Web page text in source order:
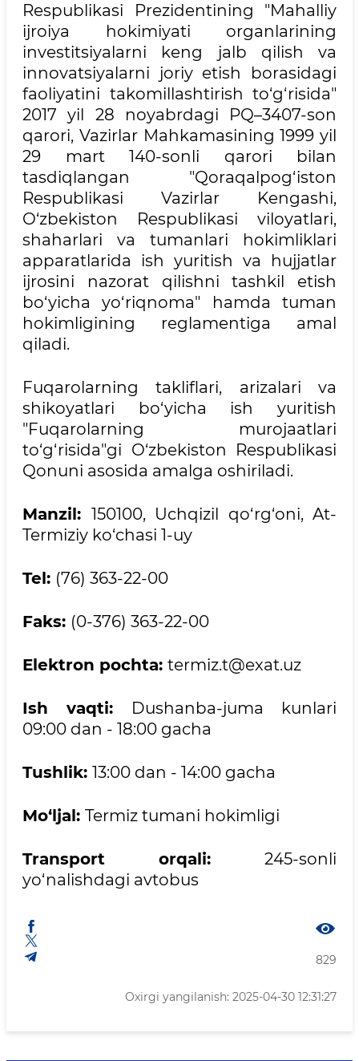
Respublikasi Prezidentining "Mahalliy
ijroiya hokimiyati organlarining
investitsiyalarni keng jalb qilish va
innovatsiyalarni joriy etish borasidagi
faoliyatini takomillashtirish to‘g‘risida"
2017 yil 28 noyabrdagi PQ–3407-son
qarori, Vazirlar Mahkamasining 1999 yil
29 mart 140-sonli qarori bilan
tasdiqlangan "Qoraqalpog‘iston
Respublikasi Vazirlar Kengashi,
O‘zbekiston Respublikasi viloyatlari,
shaharlari va tumanlari hokimliklari
apparatlarida ish yuritish va hujjatlar
ijrosini nazorat qilishni tashkil etish
bo‘yicha yo‘riqnoma" hamda tuman
hokimligining reglamentiga amal
qiladi.
Fuqarolarning takliflari, arizalari va
shikoyatlari bo‘yicha ish yuritish
"Fuqarolarning murojaatlari
to‘g‘risida"gi O‘zbekiston Respublikasi
Qonuni asosida amalga oshiriladi.
Manzil: 150100, Uchqizil qo‘rg‘oni, At-
Termiziy ko‘chasi 1-uy
Tel: (76) 363-22-00
Faks: (0-376) 363-22-00
Elektron pochta: termiz.t@exat.uz
Ish vaqti: Dushanba-juma kunlari
09:00 dan - 18:00 gacha
Tushlik: 13:00 dan - 14:00 gacha
Mo‘ljal: Termiz tumani hokimligi
Transport orqali: 245-sonli
yo‘nalishdagi avtobus
829
Oxirgi yangilanish: 2025-04-30 12:31:27